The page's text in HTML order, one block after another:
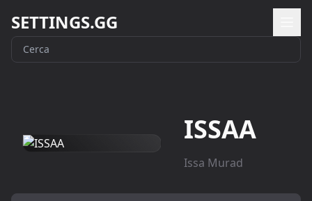
SETTINGS.GG
ISSAA
Issa Murad